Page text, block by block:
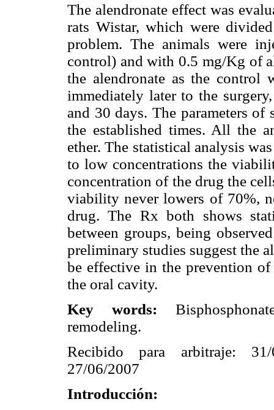
The alendronate effect was
rats Wistar, which were
problem. The animals were
control) and with 0.5 mg/Kg of
the alendronate as the control
immediately later to the
and 30 days. The parameters
the established times. All the
ether. The statistical analysis
to low concentrations the
concentration of the drug the
viability never lowers of 70%,
drug. The Rx both shows
between groups, being
preliminary studies suggest the
be effective in the prevention
the oral cavity.
Key words:
remodeling.
Recibido para arbitraje:
27/06/2007
Introducción: